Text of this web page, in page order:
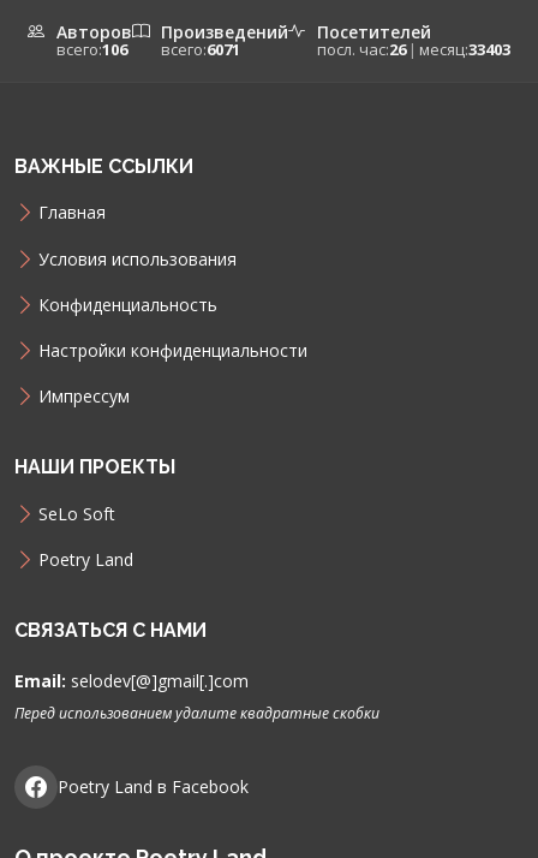
Авторов
всего:106
Произведений
всего:6071
Посетителей
посл. час:26 | месяц:33403
ВАЖНЫЕ ССЫЛКИ
Главная
Условия использования
Конфиденциальность
Настройки конфиденциальности
Импрессум
НАШИ ПРОЕКТЫ
SeLo Soft
Poetry Land
СВЯЗАТЬСЯ С НАМИ
Email: selodev[@]gmail[.]com
Перед использованием удалите квадратные скобки
Poetry Land в Facebook